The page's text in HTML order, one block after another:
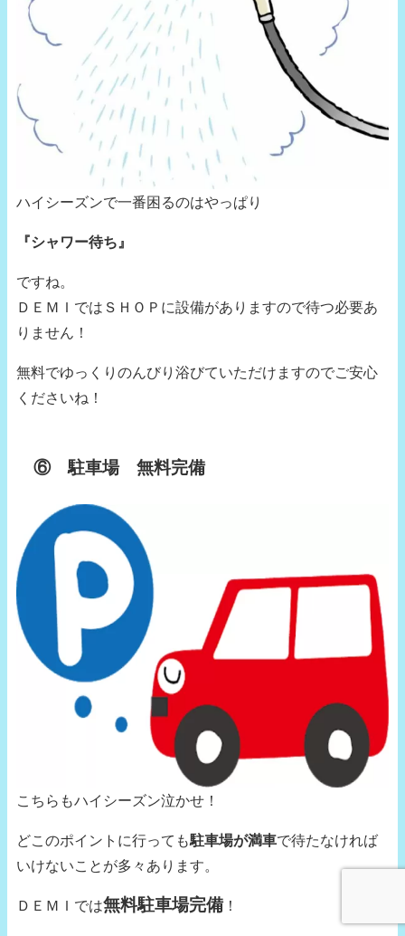
ハイシーズンで一番困るのはやっぱり
『シャワー待ち』
ですね。
ＤＥＭＩではＳＨＯＰに設備がありますので待つ必要あ
りません！
無料でゆっくりのんびり浴びていただけますのでご安心
くださいね！
⑥ 駐車場 無料完備
こちらもハイシーズン泣かせ！
どこのポイントに行っても駐車場が満車で待たなければ
いけないことが多々あります。
ＤＥＭＩでは無料駐車場完備 ！